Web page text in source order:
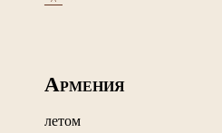
АРМЕНИЯ
летом